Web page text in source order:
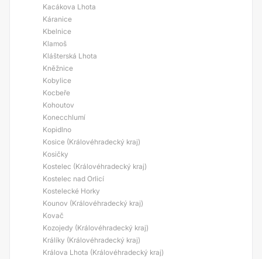
Kacákova Lhota
Káranice
Kbelnice
Klamoš
Klášterská Lhota
Kněžnice
Kobylice
Kocbeře
Kohoutov
Konecchlumí
Kopidlno
Kosice (Královéhradecký kraj)
Kosičky
Kostelec (Královéhradecký kraj)
Kostelec nad Orlicí
Kostelecké Horky
Kounov (Královéhradecký kraj)
Kovač
Kozojedy (Královéhradecký kraj)
Králíky (Královéhradecký kraj)
Králova Lhota (Královéhradecký kraj)